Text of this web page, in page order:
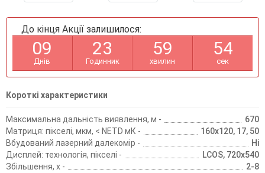
До кінця Акції залишилося:
09
Днів
23
Годинник
59
хвилин
53
сек
Короткі характеристики
Максимальна дальність виявлення, м -
670
Матриця: пікселі, мкм, < NETD мК -
160x120, 17, 50
Вбудований лазерний далекомір -
Ні
Дисплей: технологія, пікселі -
LCOS, 720х540
Збільшення, х -
2-8